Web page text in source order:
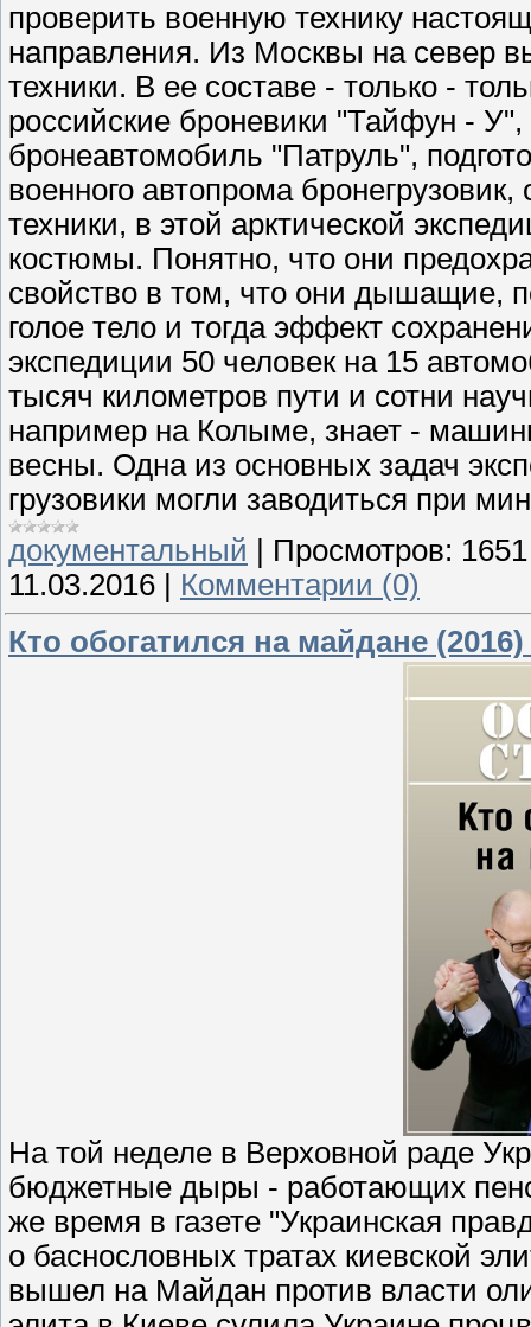
проверить военную технику
направления. Из Москвы на север
техники. В ее составе - только -
российские броневики "Тайфун -
бронеавтомобиль "Патруль",
военного автопрома
техники, в этой арктической
костюмы. Понятно, что они
свойство в том, что они дышащие,
голое тело и тогда эффект
экспедиции 50 человек на 15
тысяч километров пути и сотни
например на Колыме, знает -
весны. Одна из основных задач
грузовики могли заводиться при
документальный
Просмотров: 1651
11.03.2016
Комментарии (0)
Кто обогатился на майдане
На той неделе в Верховной раде
бюджетные дыры - работающих
же время в газете "Украинская
о баснословных тратах киевской
вышел на Майдан против власти